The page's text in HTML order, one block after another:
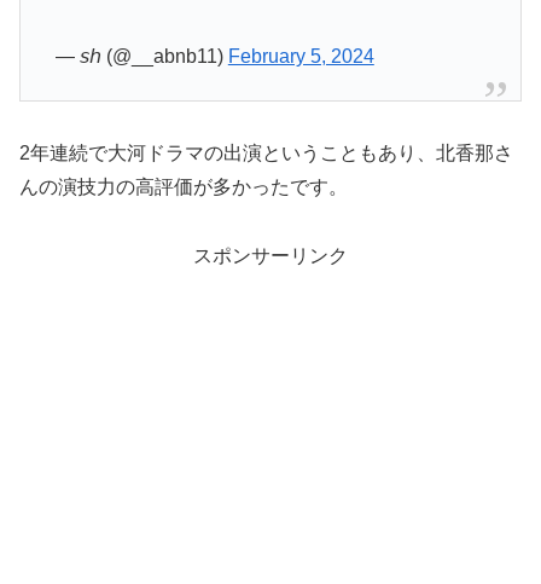
— 𝘴𝘩 (@__abnb11) February 5, 2024
2年連続で大河ドラマの出演ということもあり、北香那さ
んの演技力の高評価が多かったです。
スポンサーリンク